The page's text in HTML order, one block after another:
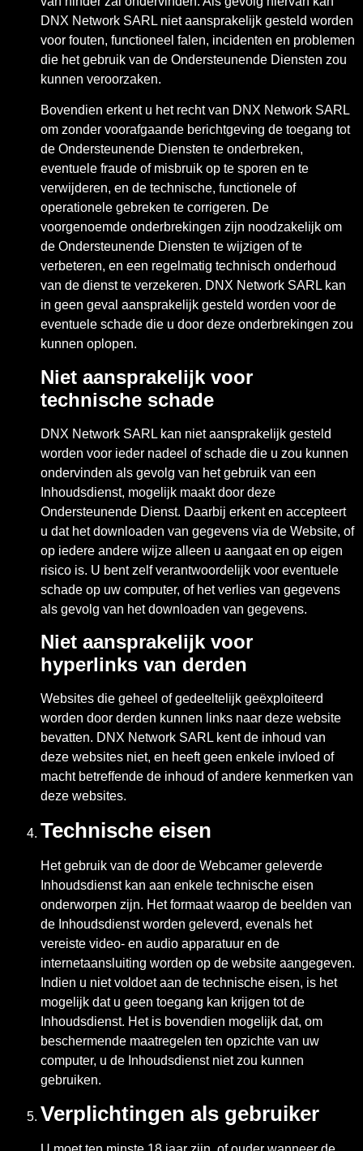
DNX Network SARL niet aansprakelijk gesteld worden
voor fouten, functioneel falen, incidenten en problemen
die het gebruik van de Ondersteunende Diensten zou
kunnen veroorzaken.
Bovendien erkent u het recht van DNX Network SARL
om zonder voorafgaande berichtgeving de toegang tot
de Ondersteunende Diensten te onderbreken,
eventuele fraude of misbruik op te sporen en te
verwijderen, en de technische, functionele of
operationele gebreken te corrigeren. De
voorgenoemde onderbrekingen zijn noodzakelijk om
de Ondersteunende Diensten te wijzigen of te
verbeteren, en een regelmatig technisch onderhoud
van de dienst te verzekeren. DNX Network SARL kan
in geen geval aansprakelijk gesteld worden voor de
eventuele schade die u door deze onderbrekingen zou
kunnen oplopen.
Niet aansprakelijk voor
technische schade
DNX Network SARL kan niet aansprakelijk gesteld
worden voor ieder nadeel of schade die u zou kunnen
ondervinden als gevolg van het gebruik van een
Inhoudsdienst, mogelijk maakt door deze
Ondersteunende Dienst. Daarbij erkent en accepteert
u dat het downloaden van gegevens via de Website, of
op iedere andere wijze alleen u aangaat en op eigen
risico is. U bent zelf verantwoordelijk voor eventuele
schade op uw computer, of het verlies van gegevens
als gevolg van het downloaden van gegevens.
Niet aansprakelijk voor
hyperlinks van derden
Websites die geheel of gedeeltelijk geëxploiteerd
worden door derden kunnen links naar deze website
bevatten. DNX Network SARL kent de inhoud van
deze websites niet, en heeft geen enkele invloed of
macht betreffende de inhoud of andere kenmerken van
deze websites.
Technische eisen
Het gebruik van de door de Webcamer geleverde
Inhoudsdienst kan aan enkele technische eisen
onderworpen zijn. Het formaat waarop de beelden van
de Inhoudsdienst worden geleverd, evenals het
vereiste video- en audio apparatuur en de
internetaansluiting worden op de website aangegeven.
Indien u niet voldoet aan de technische eisen, is het
mogelijk dat u geen toegang kan krijgen tot de
Inhoudsdienst. Het is bovendien mogelijk dat, om
beschermende maatregelen ten opzichte van uw
computer, u de Inhoudsdienst niet zou kunnen
gebruiken.
Verplichtingen als gebruiker